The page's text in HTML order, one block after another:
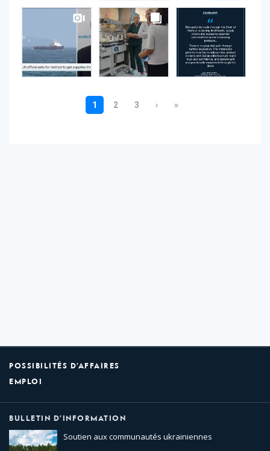
POSSIBILITÉS D’AFFAIRES
EMPLOI
BULLETIN D’INFORMATION
Soutien aux communautés ukrainiennes